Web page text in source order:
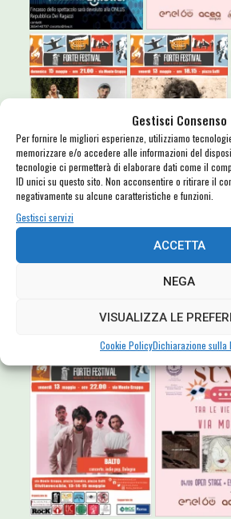
Gestisci Consenso
Per fornire le migliori esperienze, utilizziamo
memorizzare e/o accedere alle informazioni del
tecnologie ci permetterà di elaborare dati come il
ID unici su questo sito. Non acconsentire o ritirare il
negativamente su alcune caratteristiche e funzioni.
Gestisci servizi
ACCETTA
NEGA
VISUALIZZA LE
Cookie PolicyDichiarazione sulla